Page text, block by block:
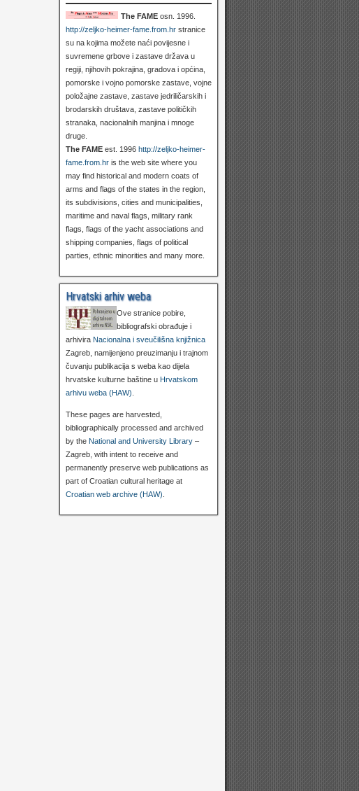
The FAMEosn. 1996.
http://zeljko-heimer-fame.from.hrstranice
su na kojima možete naći povijesne i
suvremene grbove i zastave država u
regiji, njihovih pokrajina, gradova i općina,
pomorske i vojno pomorske zastave, vojne
položajne zastave, zastave jedriličarskih i
brodarskih društava, zastave političkih
stranaka, nacionalnih manjina i mnoge
druge.
The FAMEest. 1996 http://zeljko-heimer-
fame.from.hris the web site where you
may find historical and modern coats of
arms and flags of the states in the region,
its subdivisions, cities and municipalities,
maritime and naval flags, military rank
flags, flags of the yacht associations and
shipping companies, flags of political
parties, ethnic minorities and many more.
Hrvatski arhiv weba
Ove stranice pobire,
bibliografski obrađuje i
arhivira Nacionalna i sveučilišna knjižnica
Zagreb, namijenjeno preuzimanju i trajnom
čuvanju publikacija s weba kao dijela
hrvatske kulturne baštine u Hrvatskom
arhivu weba (HAW)
These pages are harvested,
bibliographically processed and archived
by the National and University Library–
Zagreb, with intent to receive and
permanently preserve web publications as
part of Croatian cultural heritage at
Croatian web archive (HAW)